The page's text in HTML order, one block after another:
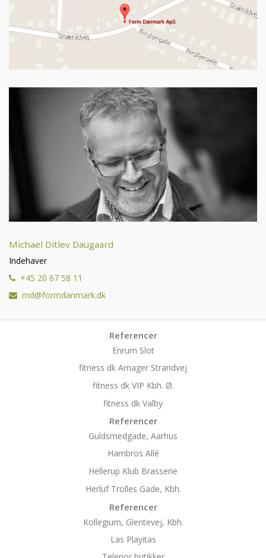
Michael Ditlev Daugaard
Indehaver
+45 20 67 58 11
md@formdanmark.dk
Referencer
Enrum Slot
fitness dk Amager Strandvej
fitness dk VIP Kbh. Ø.
fitness dk Valby
Referencer
Guldsmedgade, Aarhus
Hambros Allé
Hellerup Klub Brasserie
Herluf Trolles Gade, Kbh.
Referencer
Kollegium, Glentevej, Kbh.
Las Playitas